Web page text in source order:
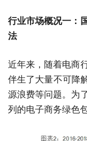
行业市场概况一：
法
近年来，随着电商
伴生了大量不可降
源浪费等问题。为
列的电子商务绿色